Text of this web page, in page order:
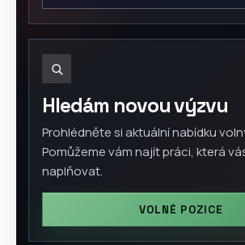
Hledám novou výzvu
Prohlédněte si aktuální nabídku
Pomůžeme vám najít práci, která
naplňovat.
VOLNÉ POZICE